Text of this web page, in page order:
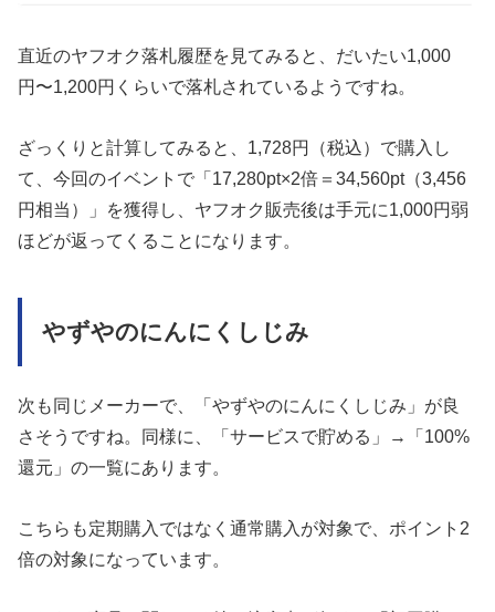
直近のヤフオク落札履歴を見てみると、だいたい1,000
円〜1,200円くらいで落札されているようですね。
ざっくりと計算してみると、1,728円（税込）で購入し
て、今回のイベントで「17,280pt×2倍＝34,560pt（3,456
円相当）」を獲得し、ヤフオク販売後は手元に1,000円弱
ほどが返ってくることになります。
やずやのにんにくしじみ
次も同じメーカーで、「やずやのにんにくしじみ」が良
さそうですね。同様に、「サービスで貯める」→「100%
還元」の一覧にあります。
こちらも定期購入ではなく通常購入が対象で、ポイント2
倍の対象になっています。